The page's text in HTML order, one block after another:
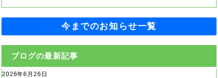
今までのお知らせ一覧
ブログの最新記事
2026年6月26日